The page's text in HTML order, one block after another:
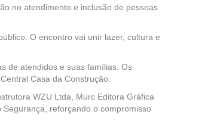
no atendimento e inclusão de pessoas
O encontro vai unir lazer, cultura e
de atendidos e suas famílias. Os
Casa da Construção.
WZU Ltda, Murc Editora Gráfica
reforçando o compromisso